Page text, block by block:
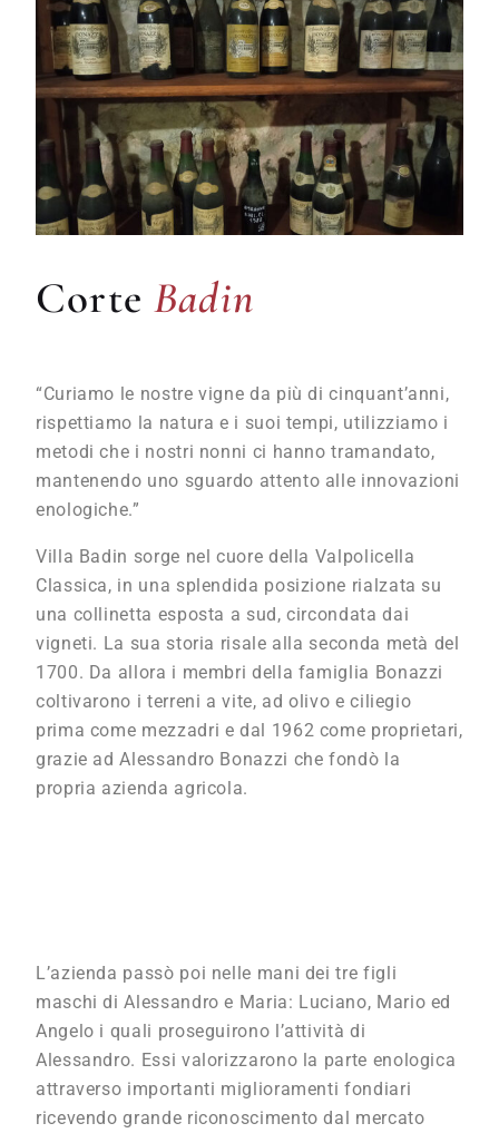
Corte
Badin
Badin
“Curiamo le nostre vigne da più di cinquant’anni,
rispettiamo la natura e i suoi tempi, utilizziamo i
metodi che i nostri nonni ci hanno tramandato,
mantenendo uno sguardo attento alle innovazioni
enologiche.”
Villa Badin sorge nel cuore della Valpolicella
Classica, in una splendida posizione rialzata su
una collinetta esposta a sud, circondata dai
vigneti. La sua storia risale alla seconda metà del
1700. Da allora i membri della famiglia Bonazzi
coltivarono i terreni a vite, ad olivo e ciliegio
prima come mezzadri e dal 1962 come proprietari,
grazie ad Alessandro Bonazzi che fondò la
propria azienda agricola.
L’azienda passò poi nelle mani dei tre figli
maschi di Alessandro e Maria: Luciano, Mario ed
Angelo i quali proseguirono l’attività di
Alessandro. Essi valorizzarono la parte enologica
attraverso importanti miglioramenti fondiari
ricevendo grande riconoscimento dal mercato